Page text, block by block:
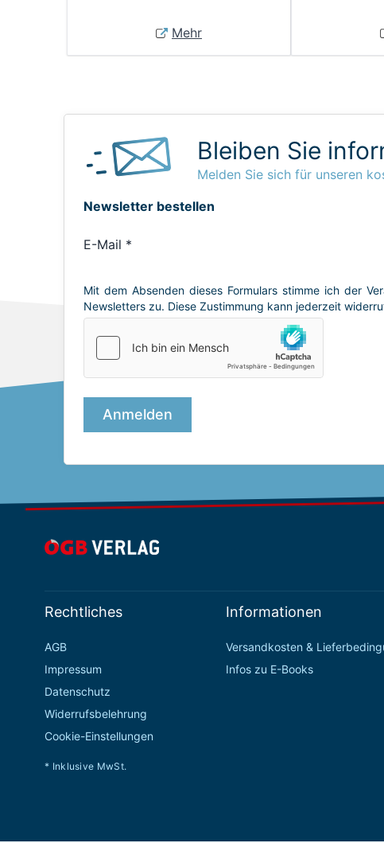
Mehr
Bleiben Sie
Melden Sie sich für unseren
Rechtliches
AGB
Impressum
Datenschutz
Widerrufsbelehrung
Cookie-Einstellungen
* Inklusive MwSt.
Informationen
Versandkosten &
Infos zu E-Books